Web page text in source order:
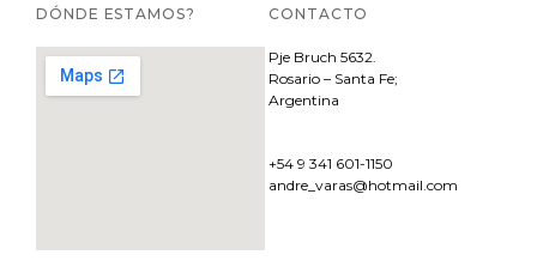
DÓNDE ESTAMOS? CONTACTO
Pje Bruch 5632.
Rosario – Santa Fe;
Argentina
+54 9 341 601-1150
andre_varas@hotmail.com